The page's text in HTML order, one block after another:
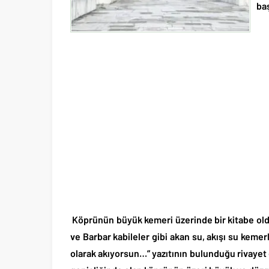
Köprünün büyük kemeri üzerinde bir kitabe
ve Barbar kabileler gibi akan su, akışı su
olarak akıyorsun…” yazıtının bulunduğu